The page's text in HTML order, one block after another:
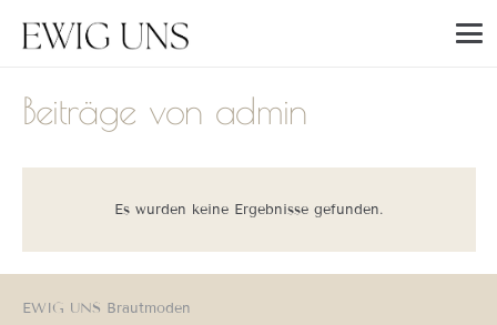
Beiträge von admin
Es wurden keine Ergebnisse gefunden.
EWIG UNS Brautmoden